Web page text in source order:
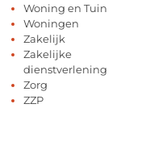
Woning en Tuin
Woningen
Zakelijk
Zakelijke
dienstverlening
Zorg
ZZP